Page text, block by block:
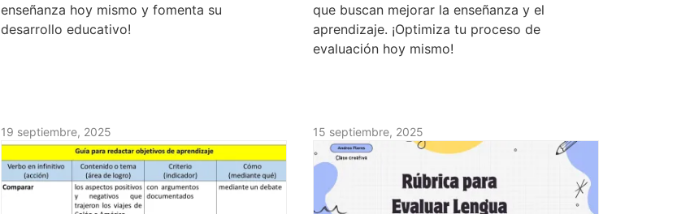
enseñanza hoy mismo y fomenta su
desarrollo educativo!
que buscan mejorar la enseñanza y el
aprendizaje. ¡Optimiza tu proceso de
evaluación hoy mismo!
19 septiembre, 2025 15 septiembre, 2025